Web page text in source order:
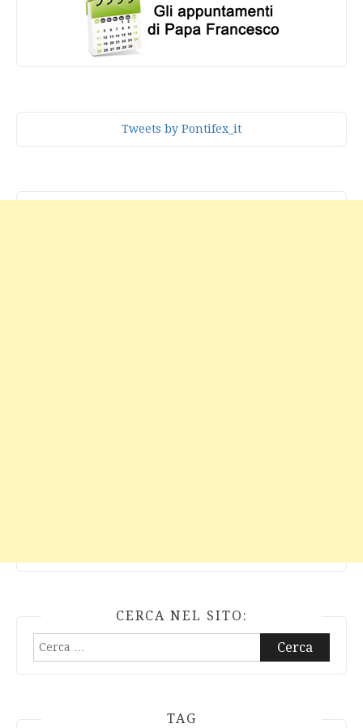
Tweets by Pontifex_it
CERCA NEL SITO:
Ricerca
TAG